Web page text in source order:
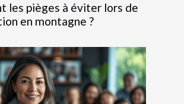
les pièges à éviter lors de
en montagne ?